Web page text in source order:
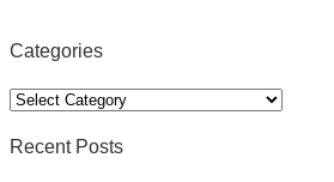
Categories
Categories
Recent Posts